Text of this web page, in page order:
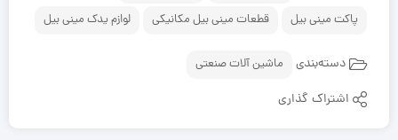
پاکت مینی بیل
قطعات مینی بیل مکانیکی لوازم یدک مینی بیل
دسته‌بندی ماشین آلات صنعتی
اشتراک گذاری